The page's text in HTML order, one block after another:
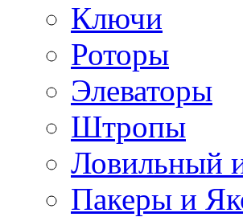
Ключи
Роторы
Элеваторы
Штропы
Ловильный
Пакеры и